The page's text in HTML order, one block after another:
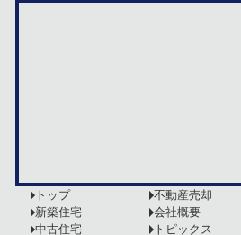
トップ
新築住宅
中古住宅
不動産売却
会社概要
トピックス